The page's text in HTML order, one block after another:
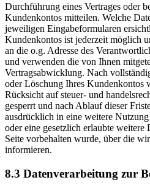
Durchführung eines Vertrages oder
Kundenkontos mitteilen. Welche
jeweiligen Eingabeformularen
Kundenkontos ist jederzeit möglich
an die o.g. Adresse des
und verwenden die von Ihnen
Vertragsabwicklung. Nach
oder Löschung Ihres Kundenkontos
Rücksicht auf steuer- und
gesperrt und nach Ablauf dieser
ausdrücklich in eine weitere
oder eine gesetzlich erlaubte
Seite vorbehalten wurde, über die
informieren.
8.3 Datenverarbeitung zur